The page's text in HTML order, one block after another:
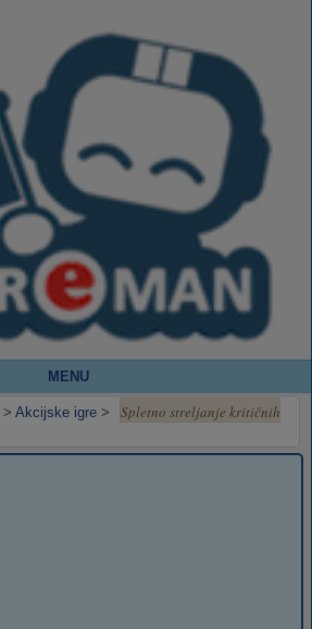
MENU
> Akcijske igre >
Spletno streljanje kritičnih